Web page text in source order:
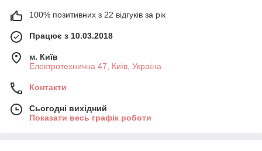
100% позитивних з 22 відгуків за рік
Працює з 10.03.2018
м. Київ
Електротехнична 47, Київ, Україна
Контакти
Сьогодні вихідний
Показати весь графік роботи